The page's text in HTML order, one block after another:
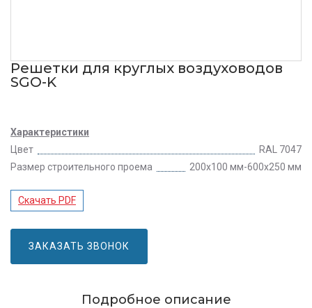
Решетки для круглых воздуховодов
SGO-K
Характеристики
Цвет
RAL 7047
Размер строительного проема
200х100 мм-600х250 мм
Скачать PDF
ЗАКАЗАТЬ ЗВОНОК
Подробное описание